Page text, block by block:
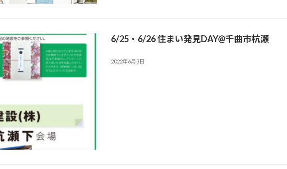
6/25・6/26 住まい発見DAY@千曲市杭瀬
2022年6月3日